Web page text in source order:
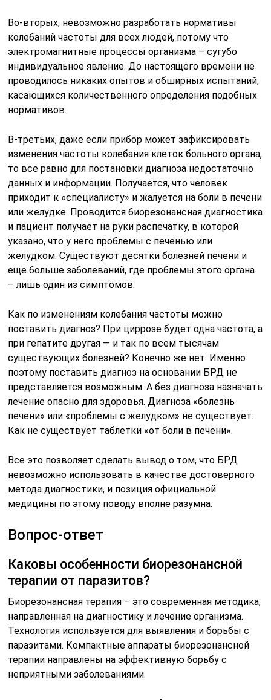
Во-вторых, невозможно разработать нормативы
колебаний частоты для всех людей, потому что
электромагнитные процессы организма – сугубо
индивидуальное явление. До настоящего времени не
проводилось никаких опытов и обширных испытаний,
касающихся количественного определения подобных
нормативов.
В-третьих, даже если прибор может зафиксировать
изменения частоты колебания клеток больного органа,
то все равно для постановки диагноза недостаточно
данных и информации. Получается, что человек
приходит к «специалисту» и жалуется на боли в печени
или желудке. Проводится биорезонансная диагностика
и пациент получает на руки распечатку, в которой
указано, что у него проблемы с печенью или
желудком. Существуют десятки болезней печени и
еще больше заболеваний, где проблемы этого органа
– лишь один из симптомов.
Как по изменениям колебания частоты можно
поставить диагноз? При циррозе будет одна частота, а
при гепатите другая — и так по всем тысячам
существующих болезней? Конечно же нет. Именно
поэтому поставить диагноз на основании БРД не
представляется возможным. А без диагноза назначать
лечение опасно для здоровья. Диагноза «болезнь
печени» или «проблемы с желудком» не существует.
Как не существует таблетки «от боли в печени».
Все это позволяет сделать вывод о том, что БРД
невозможно использовать в качестве достоверного
метода диагностики, и позиция официальной
медицины по этому поводу вполне разумна.
Вопрос-ответ
Каковы особенности биорезонансной
терапии от паразитов?
Биорезонансная терапия – это современная методика,
направленная на диагностику и лечение организма.
Технология используется для выявления и борьбы с
паразитами. Компактные аппараты биорезонансной
терапии направлены на эффективную борьбу с
неприятными заболеваниями.